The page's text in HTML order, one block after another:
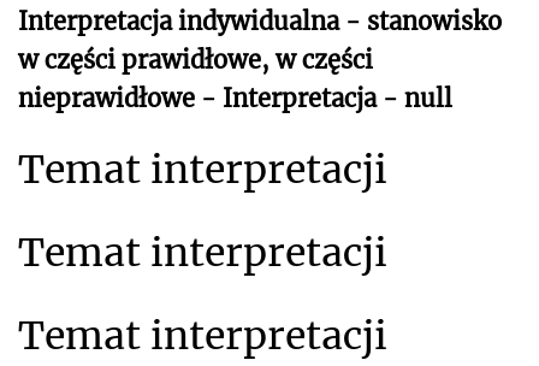
Interpretacja indywidualna - stanowisko
w części prawidłowe, w części
nieprawidłowe - Interpretacja - null
Temat interpretacji
Temat interpretacji
Temat interpretacji